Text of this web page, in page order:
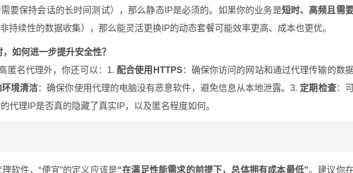
要保持会话的长时间测试），那么静态IP是必须的。如果你的业务是短时、高频且需
非持续性的数据收集），那么能灵活更换IP的动态套餐可能效率更高、成本也更优。
如何进一步提升安全性？
匿名代理外，你还可以：1.配合使用HTTPS：确保你访问的网站和通过代理传输的数
境清洁：确保你使用代理的电脑没有恶意软件，避免信息从本地泄露。3. 定期检查：
代理IP是否真的隐藏了真实IP，以及匿名程度如何。
软件，“便宜”的定义应该是“在满足性能需求的前提下，总体拥有成本最低”。建议你在